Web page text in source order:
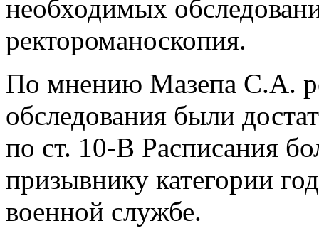
необходимых
ректороманоскопия.
По мнению Мазепа С.А.
обследования были
по ст. 10-В Расписания
призывнику категории
военной службе.